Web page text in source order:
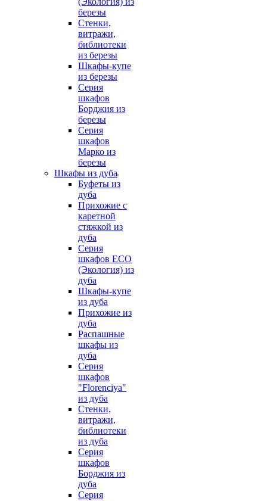
березы
Стенки,
витражи,
библиотеки
из березы
Шкафы-купе
из березы
Серия
шкафов
Борджия из
березы
Серия
шкафов
Марко из
березы
Шкафы из дуба
Буфеты из
дуба
Прихожие с
каретной
стяжкой из
дуба
Серия
шкафов ECO
(Экология) из
дуба
Шкафы-купе
из дуба
Прихожие из
дуба
Распашные
шкафы из
дуба
Серия
шкафов
"Florenciya"
из дуба
Стенки,
витражи,
библиотеки
из дуба
Серия
шкафов
Борджия из
дуба
Серия